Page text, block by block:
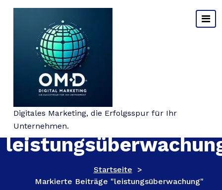
Digitales Marketing, die Erfolgsspur für Ihr
Unternehmen.
Schlagwort-Archiv:
Startseite >
Markierte Beiträge "leistungsüberwachung"